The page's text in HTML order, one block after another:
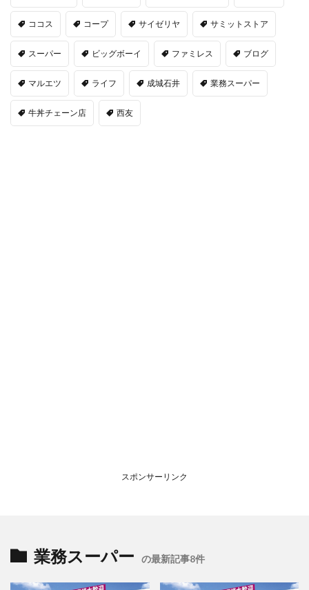
ココス コープ サイゼリヤ サミットストア
スーパー ビッグボーイ ファミレス ブログ
マルエツ ライフ 成城石井 業務スーパー
牛丼チェーン店 西友
スポンサーリンク
業務スーパー の最新記事8件